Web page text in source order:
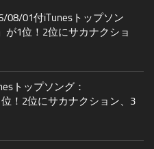
08/01付iTunesトップソン
が1位！2位にサカナクショ
トップソング：
位！2位にサカナクション、3